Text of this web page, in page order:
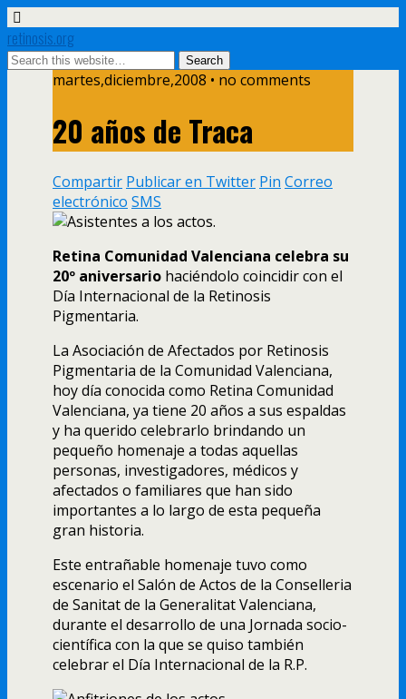
retinosis.org
martes,diciembre,2008 • no comments
20 años de Traca
Compartir Publicar en Twitter Pin Correo
electrónico SMS
Retina Comunidad Valenciana celebra su
20º aniversario haciéndolo coincidir con el
Dí­a Internacional de la Retinosis
Pigmentaria.
La Asociación de Afectados por Retinosis
Pigmentaria de la Comunidad Valenciana,
hoy dí­a conocida como Retina Comunidad
Valenciana, ya tiene 20 años a sus espaldas
y ha querido celebrarlo brindando un
pequeño homenaje a todas aquellas
personas, investigadores, médicos y
afectados o familiares que han sido
importantes a lo largo de esta pequeña
gran historia.
Este entrañable homenaje tuvo como
escenario el Salón de Actos de la Conselleria
de Sanitat de la Generalitat Valenciana,
durante el desarrollo de una Jornada socio-
cientí­fica con la que se quiso también
celebrar el Dí­a Internacional de la R.P.